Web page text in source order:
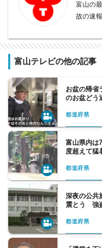
富山の
故の速
富山テレビの他の記事
お盆の帰
のお盆どう
都道府県
富山県内は
度超えて
都道府県
深夜の公共
震とう 強
都道府県